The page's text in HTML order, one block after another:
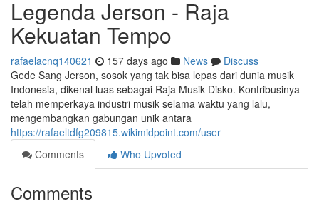
Legenda Jerson - Raja
Kekuatan Tempo
rafaelacnq140621 157 days ago News
Discuss
Gede Sang Jerson, sosok yang tak bisa lepas dari dunia musik
Indonesia, dikenal luas sebagai Raja Musik Disko. Kontribusinya
telah memperkaya industri musik selama waktu yang lalu,
mengembangkan gabungan unik antara
https://rafaeltdfg209815.wikimidpoint.com/user
Comments
Who Upvoted
Comments